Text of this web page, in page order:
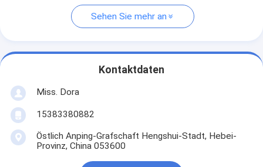
Sehen Sie mehr an
Kontaktdaten
Miss. Dora
15383380882
Östlich Anping-Grafschaft Hengshui-Stadt, Hebei-
Provinz, China 053600